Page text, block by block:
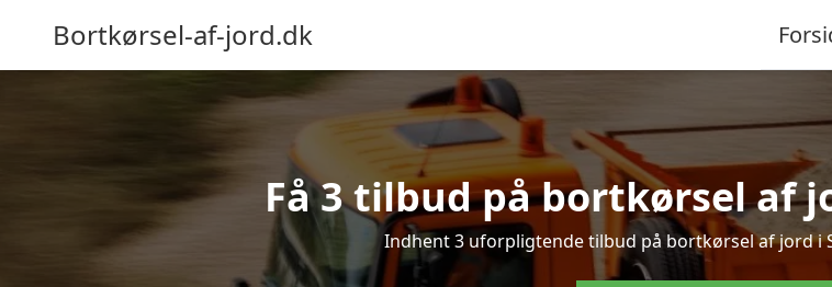
Bortkørsel-af-jord.dk
Få 3 tilbud på bortkørsel af
Indhent 3 uforpligtende tilbud på bortkørsel af jord i